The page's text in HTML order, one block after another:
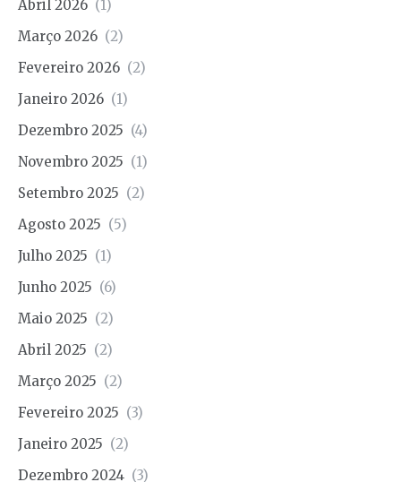
Abril 2026 (1)
Março 2026 (2)
Fevereiro 2026 (2)
Janeiro 2026 (1)
Dezembro 2025 (4)
Novembro 2025 (1)
Setembro 2025 (2)
Agosto 2025 (5)
Julho 2025 (1)
Junho 2025 (6)
Maio 2025 (2)
Abril 2025 (2)
Março 2025 (2)
Fevereiro 2025 (3)
Janeiro 2025 (2)
Dezembro 2024 (3)